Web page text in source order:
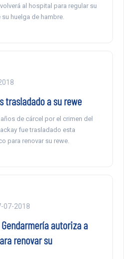
al hospital para regular su
huelga de hambre.
trasladado a su rewe
de cárcel por el crimen del
fue trasladado esta
para renovar su rewe.
07-2018
autoriza a
renovar su